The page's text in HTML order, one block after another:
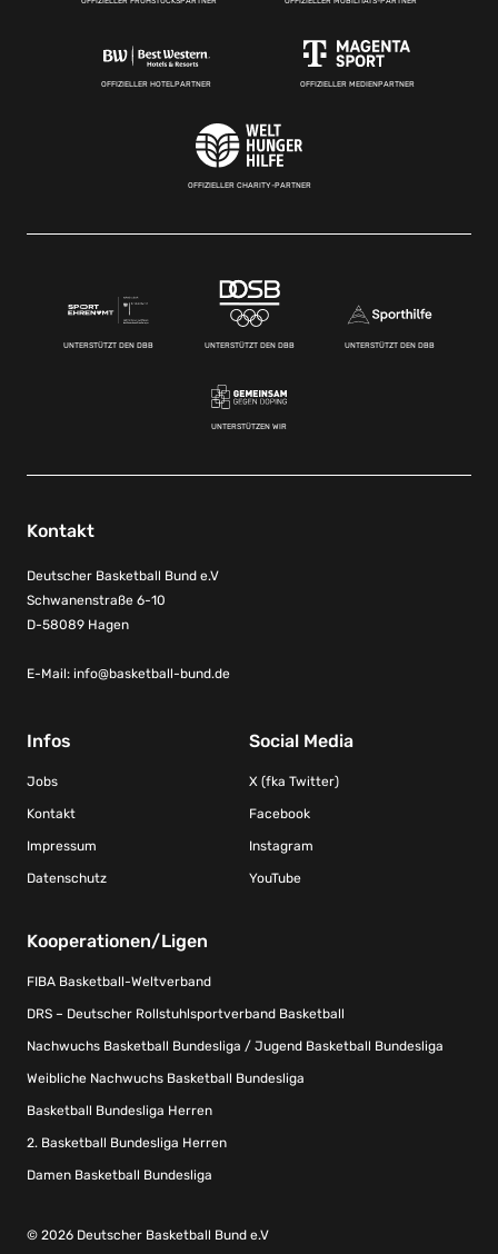
OFFIZIELLER HOTELPARTNER OFFIZIELLER MEDIENPARTNER
OFFIZIELLER CHARITY-PARTNER
UNTERSTÜTZT DEN DBB UNTERSTÜTZT DEN DBB UNTERSTÜTZT DEN DBB
UNTERSTÜTZEN WIR
Kontakt
Deutscher Basketball Bund e.V
Schwanenstraße 6-10
D-58089 Hagen
E-Mail: info@basketball-bund.de
Infos
Jobs
Kontakt
Impressum
Datenschutz
Social Media
X (fka Twitter)
Facebook
Instagram
YouTube
Kooperationen/Ligen
FIBA Basketball-Weltverband
DRS – Deutscher Rollstuhlsportverband Basketball
Nachwuchs Basketball Bundesliga / Jugend Basketball Bundesliga
Weibliche Nachwuchs Basketball Bundesliga
Basketball Bundesliga Herren
2. Basketball Bundesliga Herren
Damen Basketball Bundesliga
© 2026 Deutscher Basketball Bund e.V